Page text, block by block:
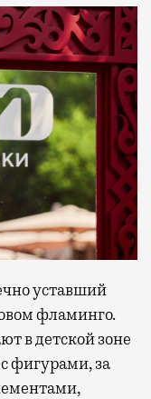
уставший
фламинго.
в детской зоне
фигурами, за